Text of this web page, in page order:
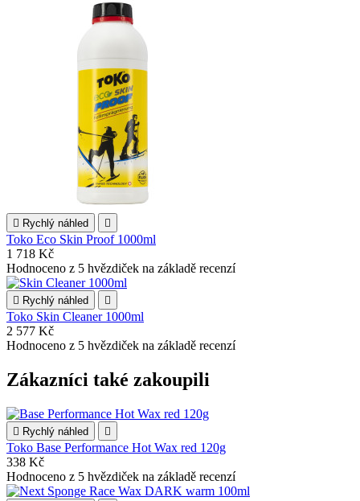
 Rychlý náhled 
Toko Eco Skin Proof 1000ml
1 718 Kč
Hodnoceno z 5 hvězdiček na základě recenzí
 Rychlý náhled 
Toko Skin Cleaner 1000ml
2 577 Kč
Hodnoceno z 5 hvězdiček na základě recenzí
Zákazníci také zakoupili
 Rychlý náhled 
Toko Base Performance Hot Wax red 120g
338 Kč
Hodnoceno z 5 hvězdiček na základě recenzí